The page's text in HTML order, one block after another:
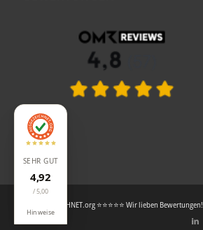
© AUSGEZEICHNET.org ⭐⭐⭐⭐⭐ Wir lieben Bewertungen!
SEHR GUT
4,92
/ 5,00
Hinweise